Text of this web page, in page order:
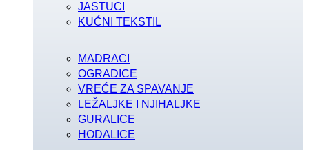
JASTUCI
KUĆNI TEKSTIL
MADRACI
OGRADICE
VREĆE ZA SPAVANJE
LEŽALJKE I NJIHALJKE
GURALICE
HODALICE